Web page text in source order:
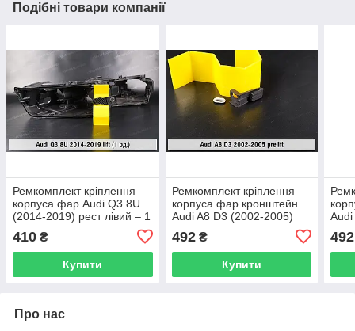
Подібні товари компанії
Ремкомплект кріплення
корпуса фар Audi Q3 8U
(2014-2019) рест лівий – 1
410 ₴
Купити
Ремкомплект кріплення
корпуса фар кронштейн
Audi A8 D3 (2002-2005)
дорест лівий/правий – 1
од.
492₴
Купити
од.
492
Про нас